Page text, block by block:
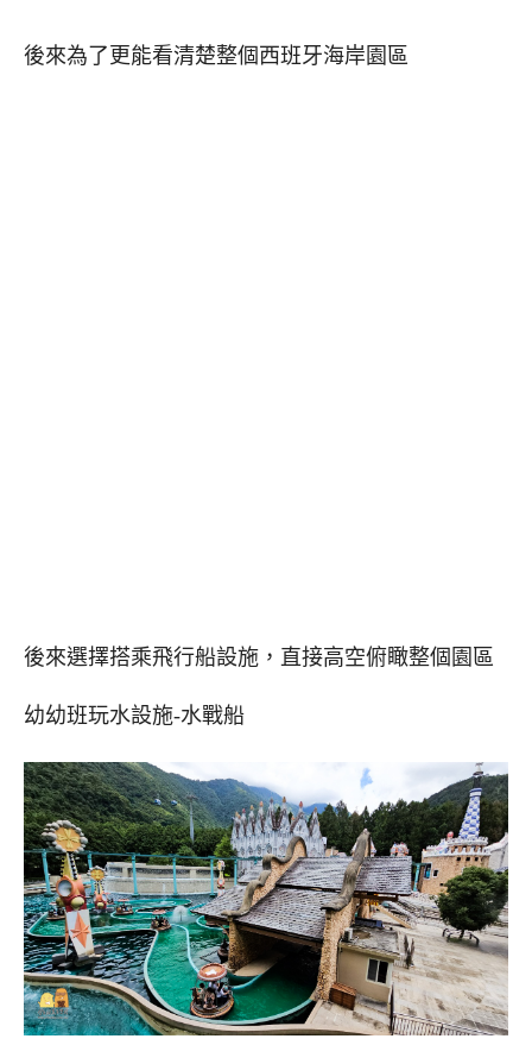
後來為了更能看清楚整個西班牙海岸園區
後來選擇搭乘飛行船設施，直接高空俯瞰整個園區
幼幼班玩水設施-水戰船